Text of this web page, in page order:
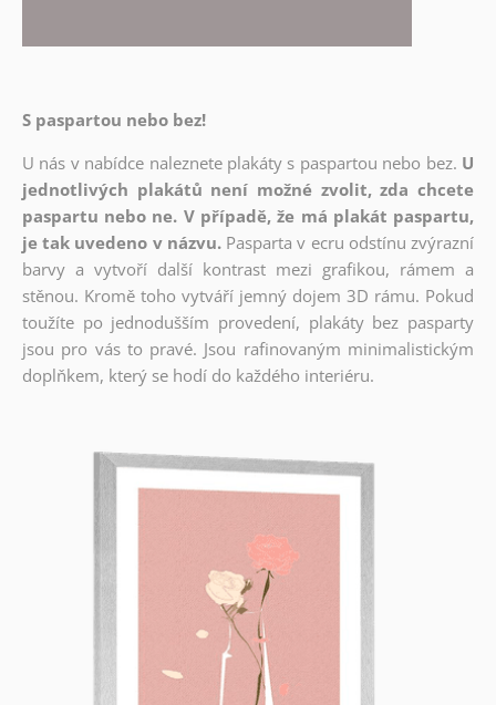
S paspartou nebo bez!
U nás v nabídce naleznete plakáty s paspartou nebo bez. U
jednotlivých plakátů není možné zvolit, zda chcete
paspartu nebo ne. V případě, že má plakát paspartu,
je tak uvedeno v názvu. Pasparta v ecru odstínu zvýrazní
barvy a vytvoří další kontrast mezi grafikou, rámem a
stěnou. Kromě toho vytváří jemný dojem 3D rámu. Pokud
toužíte po jednodušším provedení, plakáty bez pasparty
jsou pro vás to pravé. Jsou rafinovaným minimalistickým
doplňkem, který se hodí do každého interiéru.